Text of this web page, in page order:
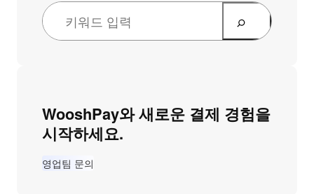
WooshPay와 새로운 결제 경험을
시작하세요.
영업팀 문의